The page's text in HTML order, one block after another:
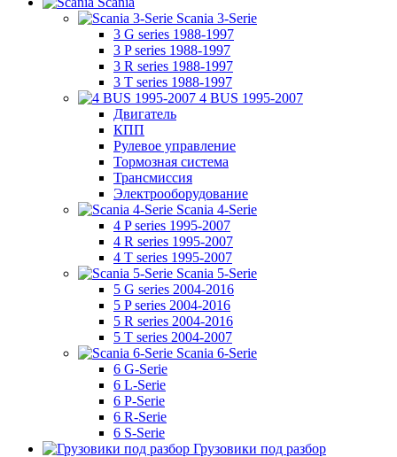
Scania 3-Serie
3 G series 1988-1997
3 P series 1988-1997
3 R series 1988-1997
3 T series 1988-1997
4 BUS 1995-2007
Двигатель
КПП
Рулевое управление
Тормозная система
Трансмиссия
Электрооборудование
Scania 4-Serie
4 P series 1995-2007
4 R series 1995-2007
4 T series 1995-2007
Scania 5-Serie
5 G series 2004-2016
5 P series 2004-2016
5 R series 2004-2016
5 T series 2004-2007
Scania 6-Serie
6 G-Serie
6 L-Serie
6 P-Serie
6 R-Serie
6 S-Serie
Грузовики под разбор